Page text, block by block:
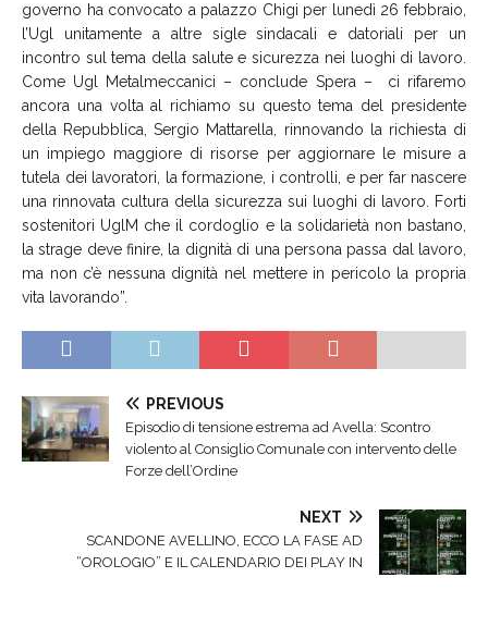
governo ha convocato a palazzo Chigi per lunedì 26 febbraio,
l’Ugl unitamente a altre sigle sindacali e datoriali per un
incontro sul tema della salute e sicurezza nei luoghi di lavoro.
Come Ugl Metalmeccanici – conclude Spera – ci rifaremo
ancora una volta al richiamo su questo tema del presidente
della Repubblica, Sergio Mattarella, rinnovando la richiesta di
un impiego maggiore di risorse per aggiornare le misure a
tutela dei lavoratori, la formazione, i controlli, e per far nascere
una rinnovata cultura della sicurezza sui luoghi di lavoro. Forti
sostenitori UglM che il cordoglio e la solidarietà non bastano,
la strage deve finire, la dignità di una persona passa dal lavoro,
ma non c’è nessuna dignità nel mettere in pericolo la propria
vita lavorando”.
PREVIOUS
Episodio di tensione estrema ad Avella: Scontro
violento al Consiglio Comunale con intervento delle
Forze dell’Ordine
NEXT
SCANDONE AVELLINO, ECCO LA FASE AD
“OROLOGIO” E IL CALENDARIO DEI PLAY IN